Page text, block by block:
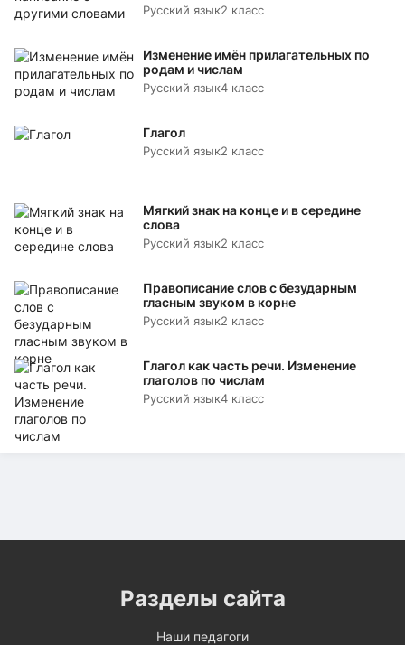
Русский язык2 класс
Изменение имён прилагательных по
родам и числам
Русский язык4 класс
Глагол
Русский язык2 класс
Мягкий знак на конце и в середине
слова
Русский язык2 класс
Правописание слов с безударным
гласным звуком в корне
Русский язык2 класс
Глагол как часть речи. Изменение
глаголов по числам
Русский язык4 класс
Разделы сайта
Наши педагоги